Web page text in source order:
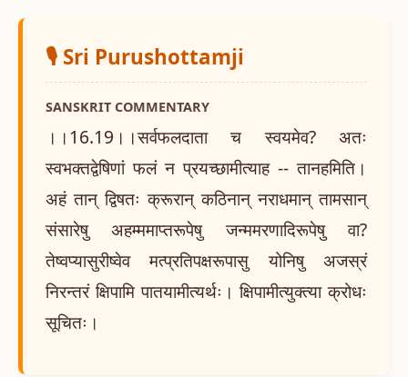
🎙️ Sri Purushottamji
SANSKRIT COMMENTARY
।।16.19।।सर्वफलदाता च स्वयमेव? अतः
स्वभक्तद्वेषिणां फलं न प्रयच्छामीत्याह -- तानहमिति।
अहं तान् द्विषतः क्रूरान् कठिनान् नराधमान् तामसान्
संसारेषु अहम्ममाप्तरूपेषु जन्ममरणादिरूपेषु वा?
तेष्वप्यासुरीष्वेव मत्प्रतिपक्षरूपासु योनिषु अजस्रं
निरन्तरं क्षिपामि पातयामीत्यर्थः। क्षिपामीत्युक्त्या क्रोधः
सूचितः।